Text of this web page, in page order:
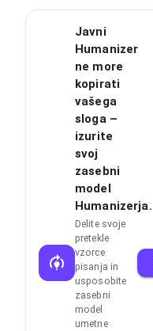
Javni
Humanizer
ne more
kopirati
vašega
sloga –
izurite
svoj
zasebni
model
Humanizerja.
Delite svoje
pretekle
vzorce
pisanja in
usposobite
zasebni
model
umetne